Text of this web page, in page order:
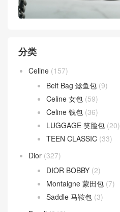
分类
Celine (157)
Belt Bag 鲶鱼包 (9)
Celine 女包 (59)
Celine 钱包 (36)
LUGGAGE 笑脸包 (20)
TEEN CLASSIC (33)
Dior (327)
DIOR BOBBY (2)
Montaigne 蒙田包 (7)
Saddle 马鞍包 (3)